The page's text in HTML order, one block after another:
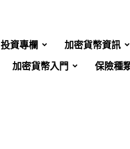
投資專欄 加密貨幣資訊
加密貨幣入門 保險種